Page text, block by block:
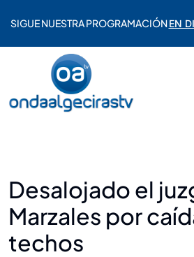
SIGUE NUESTRA PROGRAMACIÓNEN
Desalojado el
Marzales por
techos